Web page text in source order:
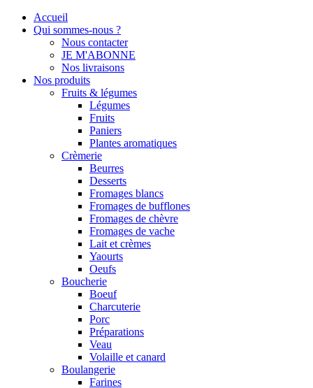
Accueil
Qui sommes-nous ?
Nous contacter
JE M'ABONNE
Nos livraisons
Nos produits
Fruits & légumes
Légumes
Fruits
Paniers
Plantes aromatiques
Crèmerie
Beurres
Desserts
Fromages blancs
Fromages de bufflones
Fromages de chèvre
Fromages de vache
Lait et crèmes
Yaourts
Oeufs
Boucherie
Boeuf
Charcuterie
Porc
Préparations
Veau
Volaille et canard
Boulangerie
Farines